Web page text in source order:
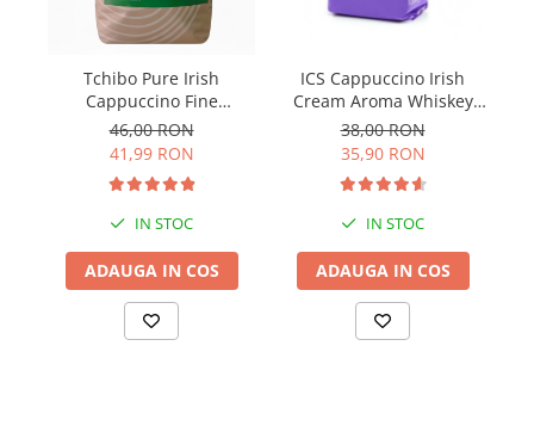
Tchibo Pure Irish
Cappuccino Fine
Selection 1 Kg
46,00 RON
41,99 RON
IN STOC
ADAUGA IN COS
ICS Cappuccino Irish
Cream Aroma Whiskey
1Kg
38,00 RON
35,90 RON
IN STOC
ADAUGA IN COS